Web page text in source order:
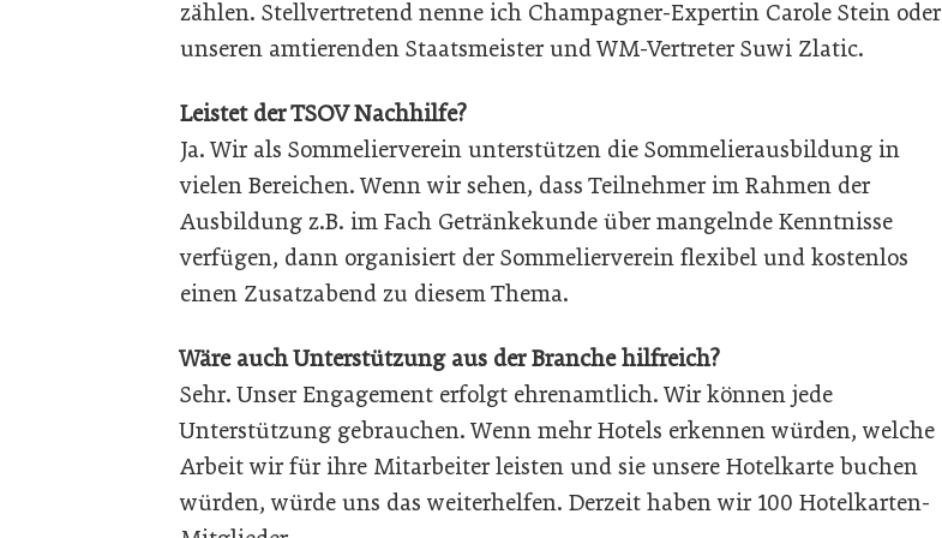
zählen. Stellvertretend nenne ich Champagner-Expertin Carole Stein oder
unseren amtierenden Staatsmeister und WM-Vertreter Suwi Zlatic.
Leistet der TSOV Nachhilfe?
Ja. Wir als Sommelierverein unterstützen die Sommelierausbildung in
vielen Bereichen. Wenn wir sehen, dass Teilnehmer im Rahmen der
Ausbildung z.B. im Fach Getränkekunde über mangelnde Kenntnisse
verfügen, dann organisiert der Sommelierverein flexibel und kostenlos
einen Zusatzabend zu diesem Thema.
Wäre auch Unterstützung aus der Branche hilfreich?
Sehr. Unser Engagement erfolgt ehrenamtlich. Wir können jede
Unterstützung gebrauchen. Wenn mehr Hotels erkennen würden, welche
Arbeit wir für ihre Mitarbeiter leisten und sie unsere Hotelkarte buchen
würden, würde uns das weiterhelfen. Derzeit haben wir 100 Hotelkarten-